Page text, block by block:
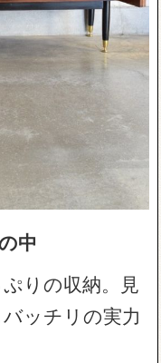
中
りの収納。見
ッチリの実力